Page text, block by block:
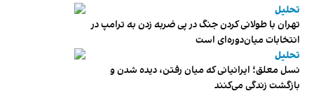
تحلیل
تهران با طولانی کردن جنگ در پی ضربه زدن به ترامپ در
انتخابات میان‌دوره‌ای است
تحلیل
نسل معلق؛ ایرانیانی که میان رفتن، دیده شدن و
بازگشت زندگی می‌کنند